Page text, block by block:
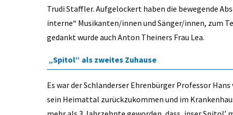
Trudi Staffler. Aufgelockert haben die bewegende
interne“ Musikanten/innen und Sänger/innen, zum
gedankt wurde auch Anton Theiners Frau Lea.
„Spitol“ als zweites Zuhause
Es war der Schlanderser Ehrenbürger Professor
sein Heimattal zurückzukommen und im